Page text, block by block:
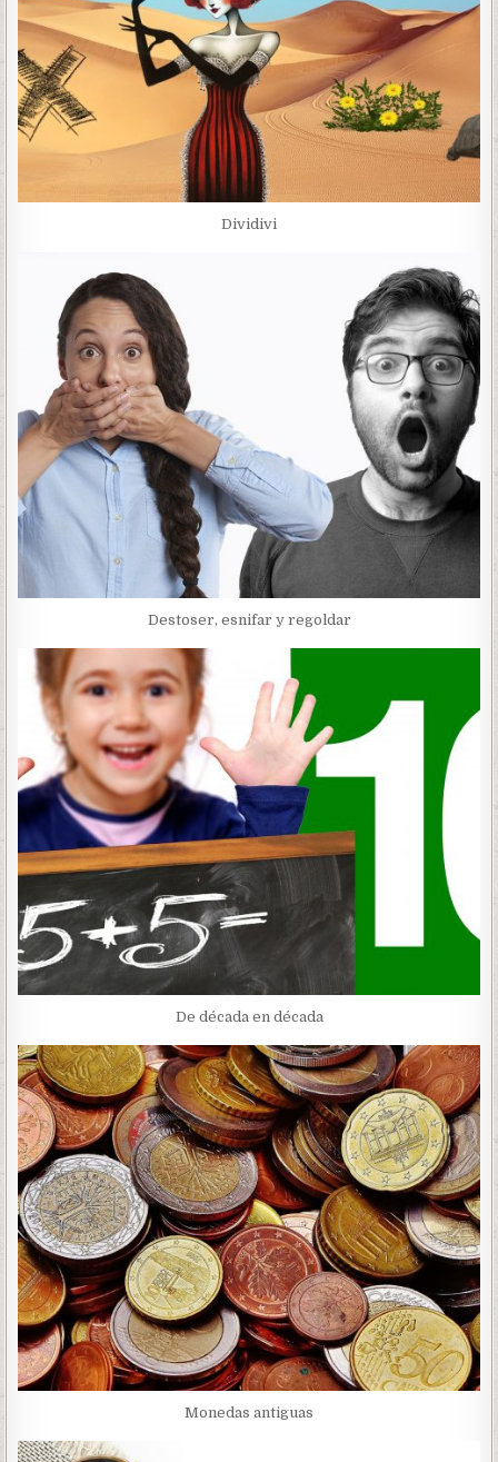
Dividivi
Destoser, esnifar y regoldar
De década en década
Monedas antiguas